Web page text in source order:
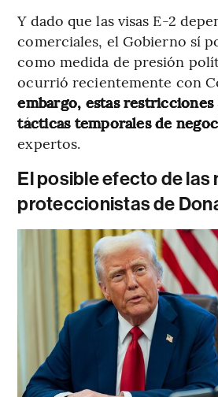
Y dado que las visas E-2
comerciales, el Gobierno sí
como medida de presión
ocurrió recientemente con
embargo, estas restricciones
tácticas temporales de
expertos.
El posible efecto de las
proteccionistas de